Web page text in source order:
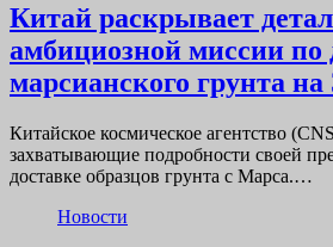
Китай раскрывает
амбициозной миссии по
марсианского грунта
Китайское космическое агентство
захватывающие подробности своей
доставке образцов грунта с Марса.…
Новости